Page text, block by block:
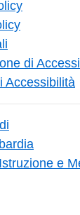
di
Accessibilità
e